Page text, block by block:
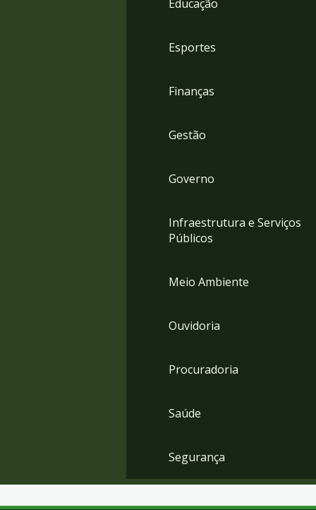
Educação
Esportes
Finanças
Gestão
Governo
Infraestrutura e Serviços
Públicos
Meio Ambiente
Ouvidoria
Procuradoria
Saúde
Segurança